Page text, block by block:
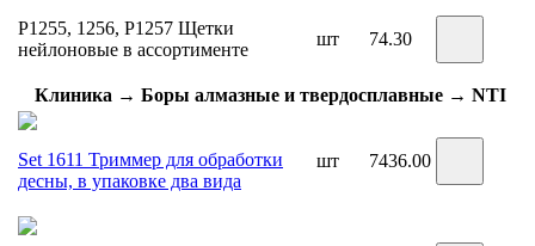
Р1255, 1256, Р1257 Щетки
нейлоновые в ассортименте
шт 74.30
Клиника → Боры алмазные и твердосплавные → NTI
Set 1611 Триммер для обработки
десны, в упаковке два вида
шт 7436.00